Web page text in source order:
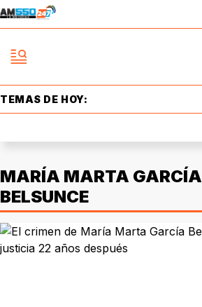
TEMAS DE HOY:
MARÍA MARTA GARCÍA
BELSUNCE